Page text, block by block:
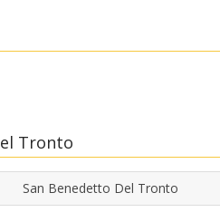
Tronto
San Benedetto Del Tronto